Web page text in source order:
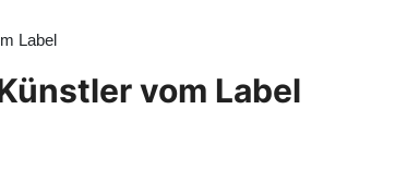
Label
vom Label